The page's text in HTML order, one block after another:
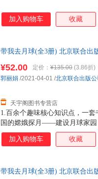
加入购物车 收藏
带我去月球(全3册) 北京联合出
1.百余个趣味核心知识点，一
国的嫦娥探月——建设月球家园
球的前世今生未来。2.中国风
携带月壤返回以来，第一套为
实风格的插画，让孩子身临其
¥52.00 定价： ¥135.00 (3.86折)
天宇阁图书专营店
郭丽娟 /2021-04-01 /北京联合出版
加入购物车 收藏
带我去月球(全3册) 北京联合出